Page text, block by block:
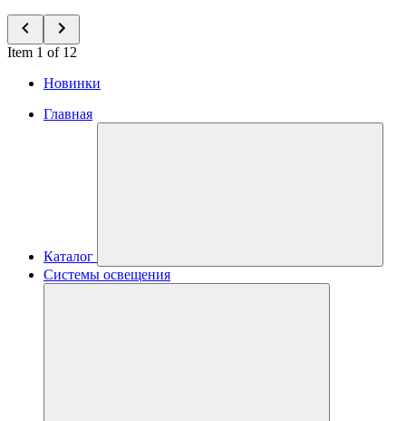
Item 1 of 12
Новинки
Главная
Каталог
Системы освещения